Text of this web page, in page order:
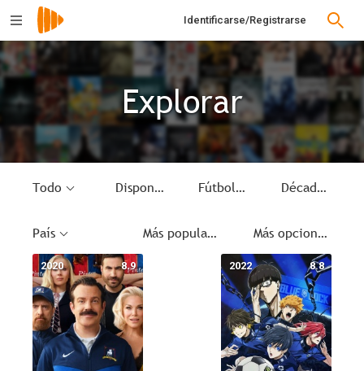
Identificarse/Registrarse
Explorar
Todo Disponible Fútbol Década
País Más populares Más opciones
8.9
2020 8.8
2022